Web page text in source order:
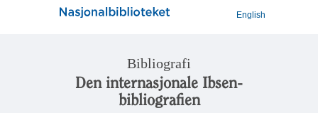
English
Bibliografi
Den internasjonale Ibsen-
bibliografien